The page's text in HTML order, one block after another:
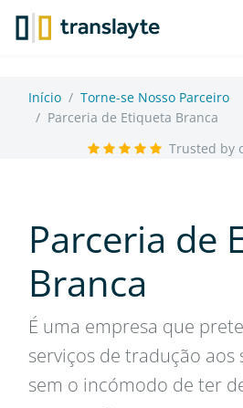
Início
Torne-se Nosso Parceiro
Parceria de Etiqueta Branca
Trusted by
Parceria de
Branca
É uma empresa que
serviços de tradução aos
sem o incómodo de ter